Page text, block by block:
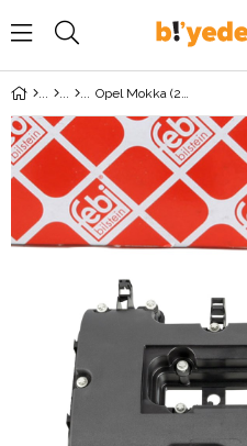
Opel Mokka (2012-2019) 1.4 Turbo (A14NET) Külbütör Kapağı FEBİ